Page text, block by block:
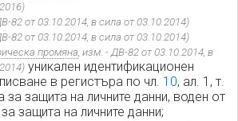
82 от 03.10.2014, в сила от 03.10.2014)
82 от 03.10.2014, в сила от 03.10.2014)
промяна, изм. - ДВ-82 от 03.10.2014, в
уникален идентификационен
в регистъра по чл. 10, ал. 1, т.
за защита на личните данни, воден от
защита на личните данни;